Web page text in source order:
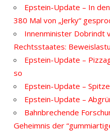
Epstein-Update – In
380 Mal von „Jerky“
Innenminister Dobrindt
Rechtsstaates:
Epstein-Update –
so
Epstein-Update –
Epstein-Update –
Bahnbrechende
Geheimnis der